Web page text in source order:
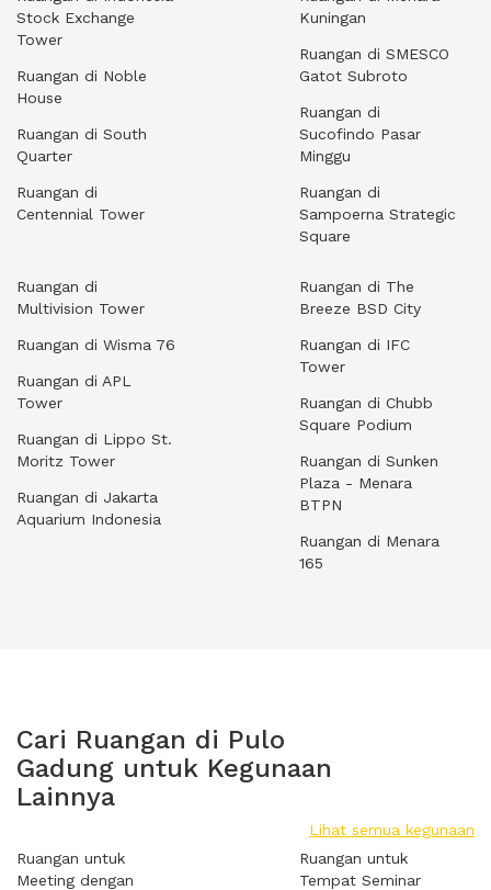
Stock Exchange
Tower
Ruangan di Noble
House
Ruangan di South
Quarter
Ruangan di
Centennial Tower
Kuningan
Ruangan di SMESCO
Gatot Subroto
Ruangan di
Sucofindo Pasar
Minggu
Ruangan di
Sampoerna Strategic
Square
Ruangan di
Multivision Tower
Ruangan di Wisma 76
Ruangan di APL
Tower
Ruangan di Lippo St.
Moritz Tower
Ruangan di Jakarta
Aquarium Indonesia
Ruangan di The
Breeze BSD City
Ruangan di IFC
Tower
Ruangan di Chubb
Square Podium
Ruangan di Sunken
Plaza - Menara
BTPN
Ruangan di Menara
165
Cari Ruangan di Pulo
Gadung untuk Kegunaan
Lainnya
Lihat semua kegunaan
Ruangan untuk
Meeting dengan
Ruangan untuk
Tempat Seminar